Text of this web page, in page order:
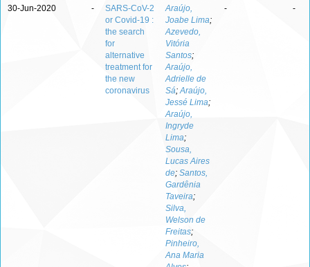
30-Jun-2020 -
SARS-CoV-2
or Covid-19 :
the search
for
alternative
treatment for
the new
coronavirus
Araújo,
Joabe Lima;
Azevedo,
Vitória
Santos;
Araújo,
Adrielle de
Sá;Araújo,
Jessé Lima;
Araújo,
Ingryde
Lima;
Sousa,
Lucas Aires
de; Santos,
Gardênia
Taveira;
Silva,
Welson de
Freitas;
Pinheiro,
Ana Maria
- -